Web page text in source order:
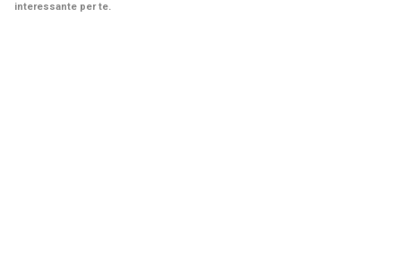
interessante per te.